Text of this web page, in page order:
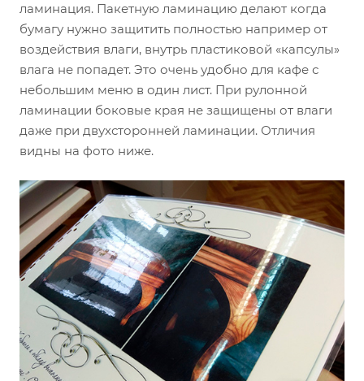
ламинация. Пакетную ламинацию делают когда
бумагу нужно защитить полностью например от
воздействия влаги, внутрь пластиковой «капсулы»
влага не попадет. Это очень удобно для кафе с
небольшим меню в один лист. При рулонной
ламинации боковые края не защищены от влаги
даже при двухсторонней ламинации. Отличия
видны на фото ниже.